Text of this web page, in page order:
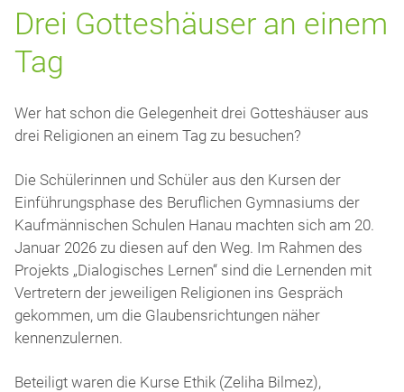
Drei Gotteshäuser an einem
Tag
Wer hat schon die Gelegenheit drei Gotteshäuser aus
drei Religionen an einem Tag zu besuchen?
Die Schülerinnen und Schüler aus den Kursen der
Einführungsphase des Beruflichen Gymnasiums der
Kaufmännischen Schulen Hanau machten sich am 20.
Januar 2026 zu diesen auf den Weg. Im Rahmen des
Projekts „Dialogisches Lernen“ sind die Lernenden mit
Vertretern der jeweiligen Religionen ins Gespräch
gekommen, um die Glaubensrichtungen näher
kennenzulernen.
Beteiligt waren die Kurse Ethik (Zeliha Bilmez),